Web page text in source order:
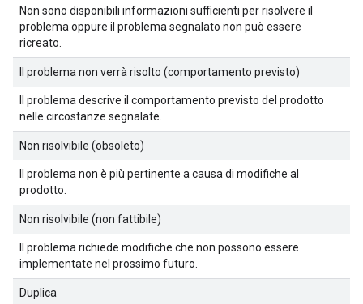
Non sono disponibili informazioni sufficienti per risolvere il
problema oppure il problema segnalato non può essere
ricreato.
Il problema non verrà risolto (comportamento previsto)
Il problema descrive il comportamento previsto del prodotto
nelle circostanze segnalate.
Non risolvibile (obsoleto)
Il problema non è più pertinente a causa di modifiche al
prodotto.
Non risolvibile (non fattibile)
Il problema richiede modifiche che non possono essere
implementate nel prossimo futuro.
Duplica